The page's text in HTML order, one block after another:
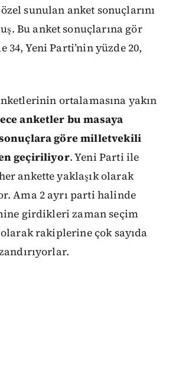
sunulan anket sonuçlarını
Bu anket sonuçlarına gör
34, Yeni Parti’nin yüzde 20,
ortalamasına yakın
anketler bu masaya
sonuçlara göre milletvekili
geçiriliyor. Yeni Parti ile
ankette yaklaşık olarak
Ama 2 ayrı parti halinde
girdikleri zaman seçim
rakiplerine çok sayıda